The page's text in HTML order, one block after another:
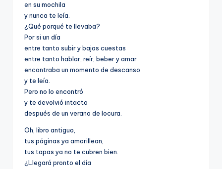
en su mochila
y nunca te leía.
¿Qué porqué te llevaba?
Por si un día
entre tanto subir y bajas cuestas
entre tanto hablar, reír, beber y amar
encontraba un momento de descanso
y te leía.
Pero no lo encontró
y te devolvió intacto
después de un verano de locura.
Oh, libro antiguo,
tus páginas ya amarillean,
tus tapas ya no te cubren bien.
¿Llegará pronto el día